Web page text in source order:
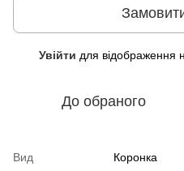
Увійти для відображення
До обраного
Вид
Коронка